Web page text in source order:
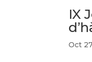
IX
Oct